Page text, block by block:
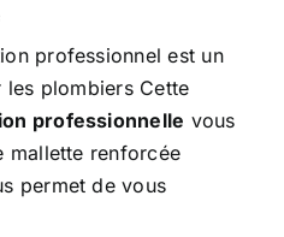
professionnel est un
plombiers Cette
professionnelle vous
mallette renforcée
permet de vous